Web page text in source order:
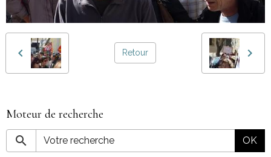
Retour
Moteur de recherche
OK